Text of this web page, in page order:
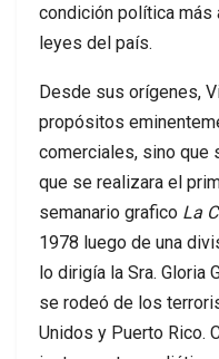
condición política más
leyes del país.
Desde sus orígenes,
propósitos
comerciales, sino que
que se realizara el
semanario grafico La
1978 luego de una
lo dirigía la Sra. Gloria
se rodeó de los
Unidos y Puerto Rico.